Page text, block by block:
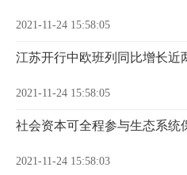
2021-11-24 15:58:05
江苏开行中欧班列同比增长近
2021-11-24 15:58:05
社会资本可全程参与生态系统
2021-11-24 15:58:03